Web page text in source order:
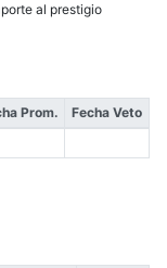
al prestigio
Prom.
Fecha Veto